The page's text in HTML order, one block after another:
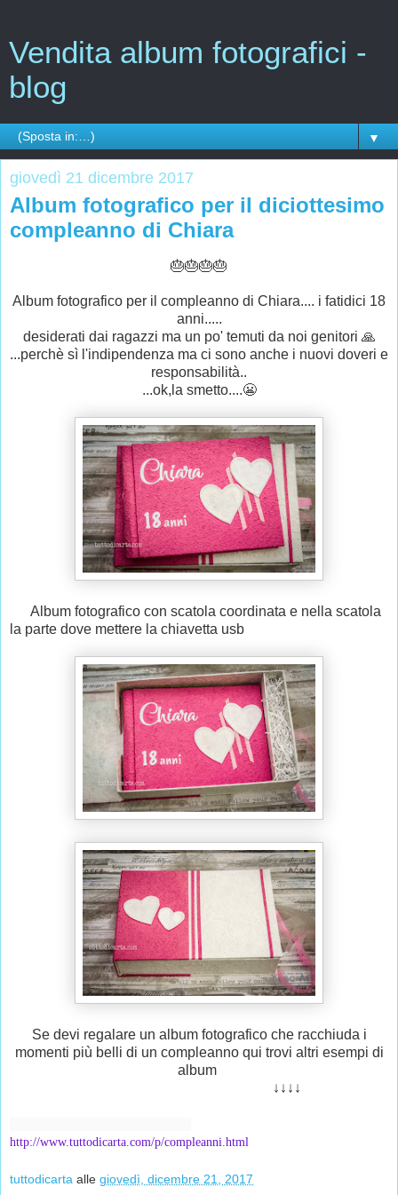
Vendita album fotografici -
blog
▼
giovedì 21 dicembre 2017
Album fotografico per il diciottesimo
compleanno di Chiara
🎂🎂🎂🎂
Album fotografico per il compleanno di Chiara.... i fatidici 18
anni.....
desiderati dai ragazzi ma un po' temuti da noi genitori 🙏
...perchè sì l'indipendenza ma ci sono anche i nuovi doveri e
responsabilità..
...ok,la smetto....😬
Album fotografico con scatola coordinata e nella scatola
la parte dove mettere la chiavetta usb
Se devi regalare un album fotografico che racchiuda i
momenti più belli di un compleanno qui trovi altri esempi di
album
↓↓↓↓
http://www.tuttodicarta.com/p/compleanni.html
tuttodicarta alle giovedì, dicembre 21, 2017